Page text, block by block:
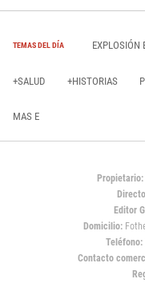
TEMAS DEL DÍA EXPLOSIÓN
+SALUD +HISTORIAS
MAS E
Propietario:
Editor
Domicilio:
Teléfono:
Contacto